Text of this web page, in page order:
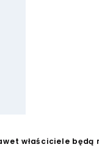
właściciele będą